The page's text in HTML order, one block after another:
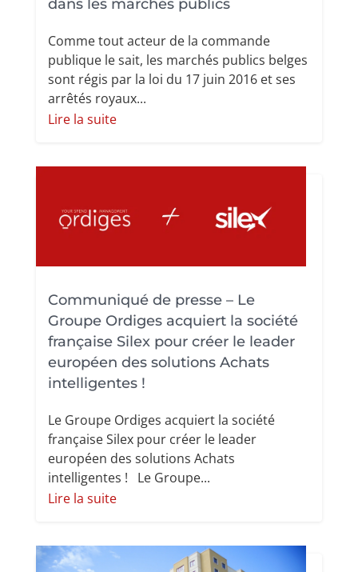
dans les marchés publics
Comme tout acteur de la commande
publique le sait, les marchés publics belges
sont régis par la loi du 17 juin 2016 et ses
arrêtés royaux...
Lire la suite
Communiqué de presse – Le
Groupe Ordiges acquiert la société
française Silex pour créer le leader
européen des solutions Achats
intelligentes !
Le Groupe Ordiges acquiert la société
française Silex pour créer le leader
européen des solutions Achats
intelligentes ! Le Groupe...
Lire la suite